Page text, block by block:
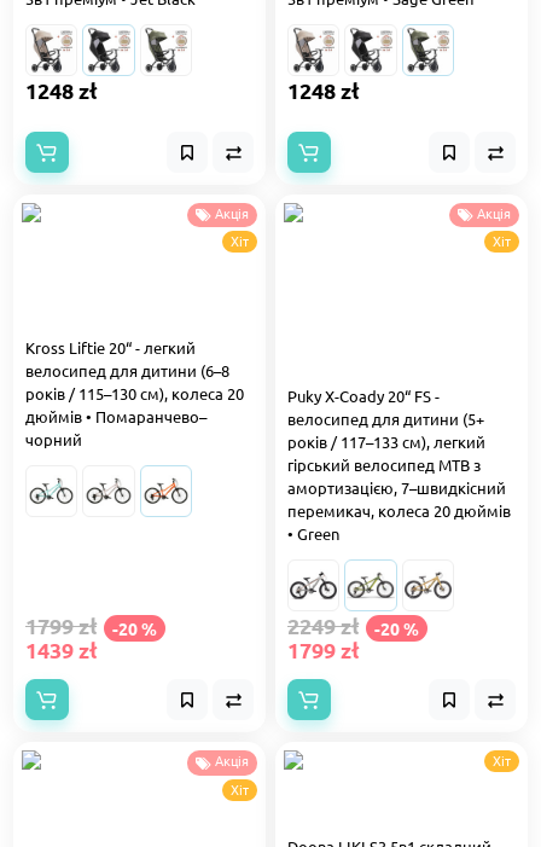
1248 zł 1248 zł
Акція
Хіт
Kross Liftie 20“ - легкий
велосипед для дитини (6–8
років / 115–130 см), колеса 20
дюймів • Помаранчево–
чорний
1799 zł -20 %
1439 zł
Акція
Хіт
Puky X-Coady 20“ FS -
велосипед для дитини (5+
років / 117–133 см), легкий
гірський велосипед MTB з
амортизацією, 7–швидкісний
перемикач, колеса 20 дюймів
• Green
2249 zł -20 %
1799 zł
Акція
Хіт
Хіт